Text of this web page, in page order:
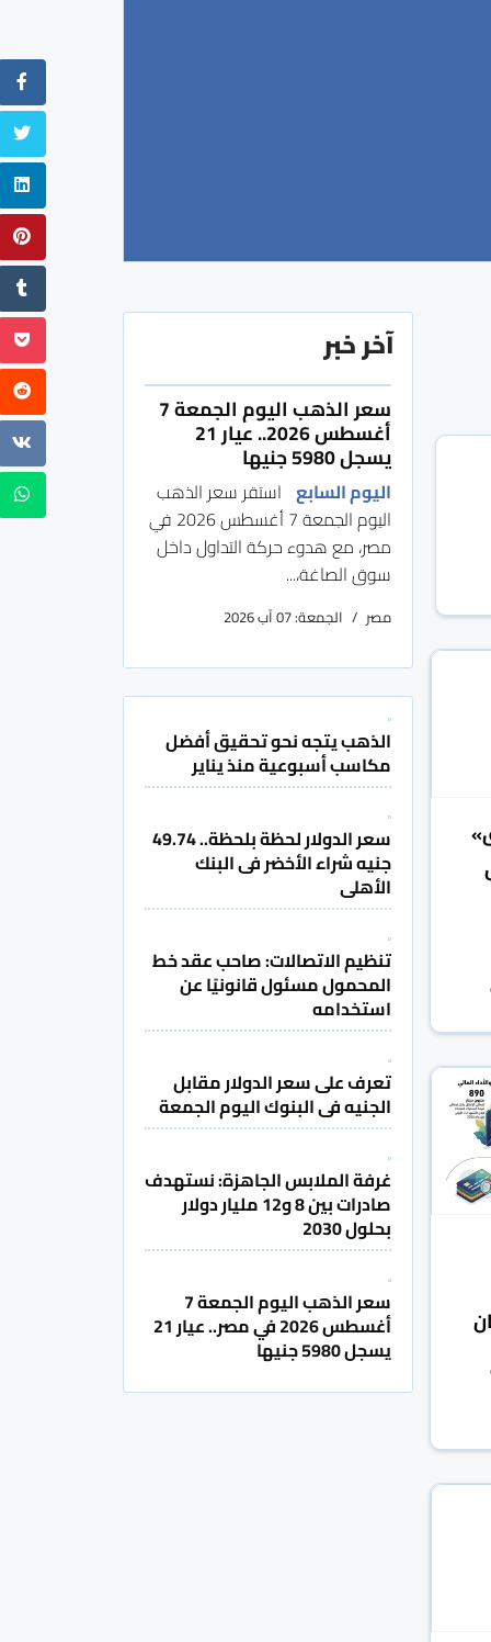
آخر خبر
سعر الذهب اليوم الجمعة 7
أغسطس 2026.. عيار 21
يسجل 5980 جنيها
اليوم السابع استقر سعر الذهب
اليوم الجمعة 7 أغسطس 2026 في
مصر، مع هدوء حركة التداول داخل
سوق الصاغة،...
مصر الجمعة: 07 آب 2026
الذهب يتجه نحو تحقيق أفضل
مكاسب أسبوعية منذ يناير
سعر الدولار لحظة بلحظة.. 49.74
جنيه شراء الأخضر فى البنك
الأهلى
تنظيم الاتصالات: صاحب عقد خط
المحمول مسئول قانونيًا عن
استخدامه
تعرف على سعر الدولار مقابل
الجنيه فى البنوك اليوم الجمعة
غرفة الملابس الجاهزة: نستهدف
صادرات بين 8 و12 مليار دولار
بحلول 2030
سعر الذهب اليوم الجمعة 7
أغسطس 2026 في مصر.. عيار 21
يسجل 5980 جنيها